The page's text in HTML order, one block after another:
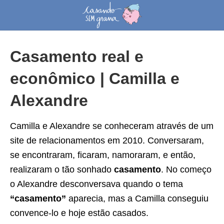
Casamento real e
econômico | Camilla e
Alexandre
Camilla e Alexandre se conheceram através de um
site de relacionamentos em 2010. Conversaram,
se encontraram, ficaram, namoraram, e então,
realizaram o tão sonhado casamento. No começo
o Alexandre desconversava quando o tema
“casamento” aparecia, mas a Camilla conseguiu
convence-lo e hoje estão casados.